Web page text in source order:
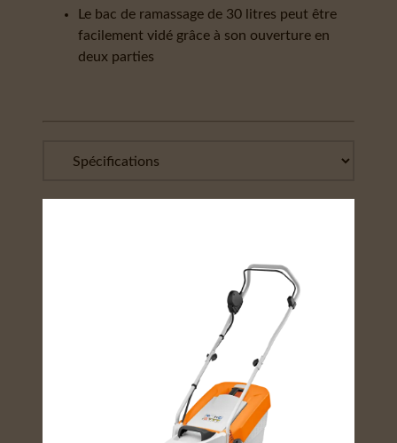
Le bac de ramassage de 30 litres peut être
facilement vidé grâce à son ouverture en
deux parties